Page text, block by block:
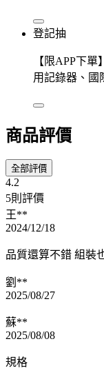
登記抽
【限APP下
用記錄器、國
商品評價
全部評價
4.2
5則評價
王**
2024/12/18
品質還算不錯 組裝
劉**
2025/08/27
蘇**
2025/08/08
規格